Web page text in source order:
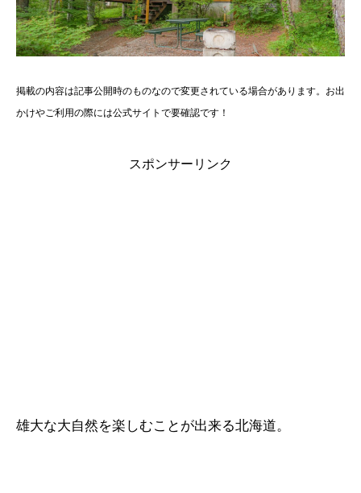
掲載の内容は記事公開時のものなので変更されている場合があります。お出
かけやご利用の際には公式サイトで要確認です！
スポンサーリンク
雄大な大自然を楽しむことが出来る北海道。